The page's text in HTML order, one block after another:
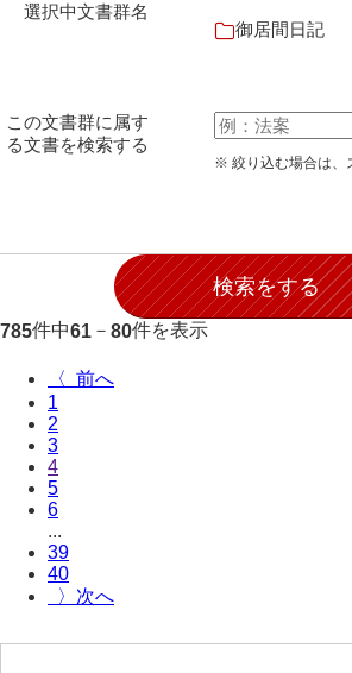
御広式日記
御書出控
御家督記
御目見記
選択中文書群名
御居間日記
この文書群に属す
る文書を検索する
※ 絞り込む場合は、
785件中61 － 80件を表示
〈
1
2
3
4
5
6
...
39
40
〉